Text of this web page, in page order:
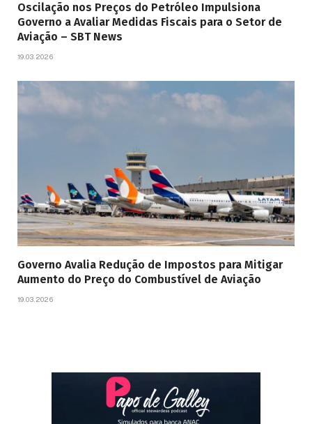
Oscilação nos Preços do Petróleo Impulsiona
Governo a Avaliar Medidas Fiscais para o Setor de
Aviação – SBT News
19.03.2026
Governo Avalia Redução de Impostos para Mitigar
Aumento do Preço do Combustível de Aviação
19.03.2026